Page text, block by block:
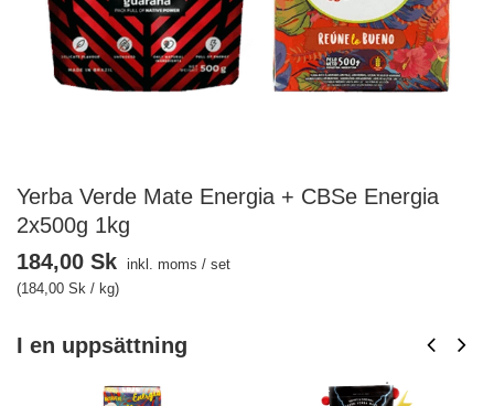
Yerba Verde Mate Energia + CBSe Energia
2x500g 1kg
I en uppsättning
184,00 Sk inkl. moms / set
(184,00 Sk / kg)